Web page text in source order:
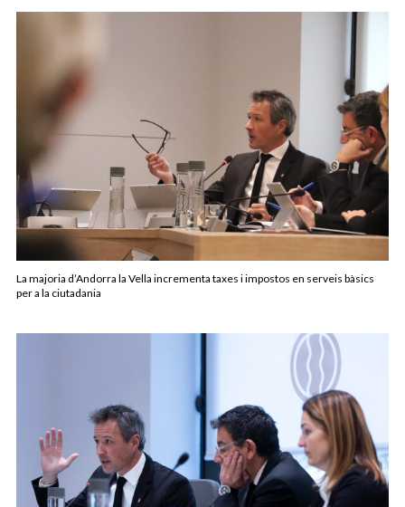
La majoria d’Andorra la Vella incrementa taxes i impostos en serveis bàsics
per a la ciutadania